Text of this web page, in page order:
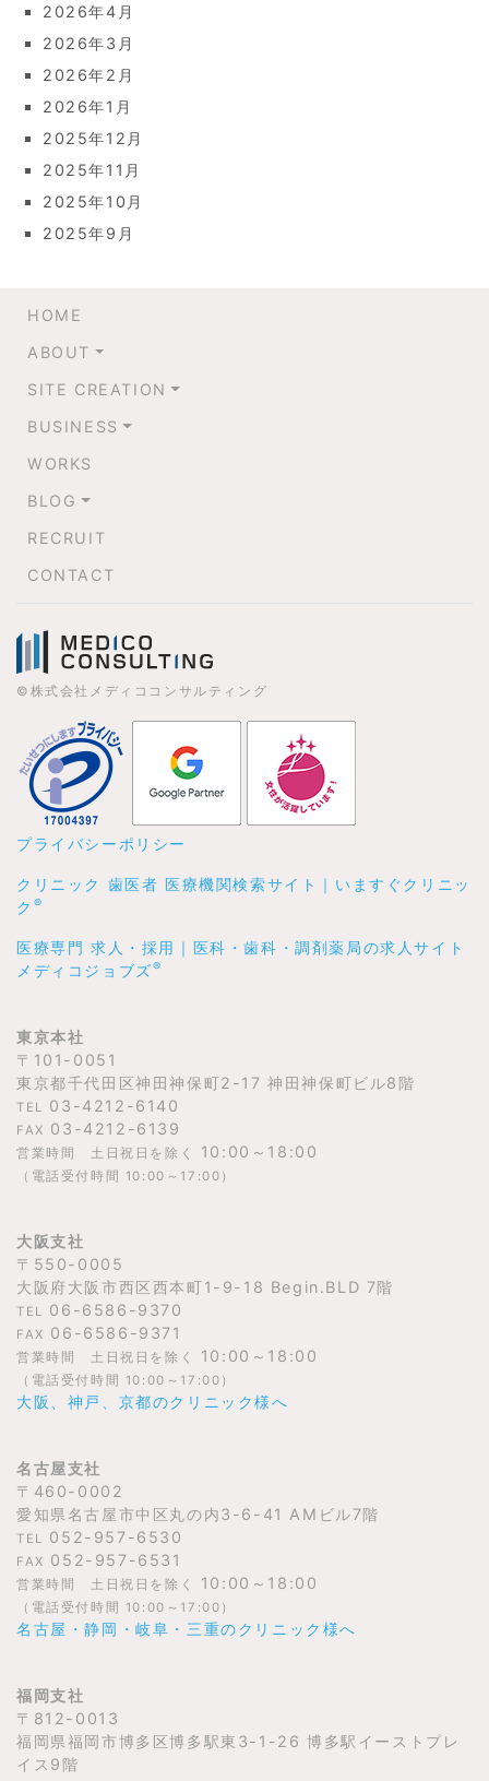
2026年4月
2026年3月
2026年2月
2026年1月
2025年12月
2025年11月
2025年10月
2025年9月
HOME
ABOUT
SITE CREATION
BUSINESS
WORKS
BLOG
RECRUIT
CONTACT
©株式会社メディココンサルティング
プライバシーポリシー
クリニック 歯医者 医療機関検索サイト｜いますぐクリニッ
ク ®
医療専門 求人・採用｜医科・歯科・調剤薬局の求人サイト
メディコジョブズ®
東京本社
〒101-0051
東京都千代田区神田神保町2-17 神田神保町ビル8階
TEL 03-4212-6140
FAX 03-4212-6139
営業時間 土日祝日を除く 10:00～18:00
（電話受付時間 10:00～17:00）
大阪支社
〒550-0005
大阪府大阪市西区西本町1-9-18 Begin.BLD 7階
TEL 06-6586-9370
FAX 06-6586-9371
営業時間 土日祝日を除く 10:00～18:00
（電話受付時間 10:00～17:00）
大阪、神戸、京都のクリニック様へ
名古屋支社
〒460-0002
愛知県名古屋市中区丸の内3-6-41 AMビル7階
TEL 052-957-6530
FAX 052-957-6531
営業時間 土日祝日を除く 10:00～18:00
（電話受付時間 10:00～17:00）
名古屋・静岡・岐阜・三重のクリニック様へ
福岡支社
〒812-0013
福岡県福岡市博多区博多駅東3-1-26 博多駅イーストプレ
イス9階